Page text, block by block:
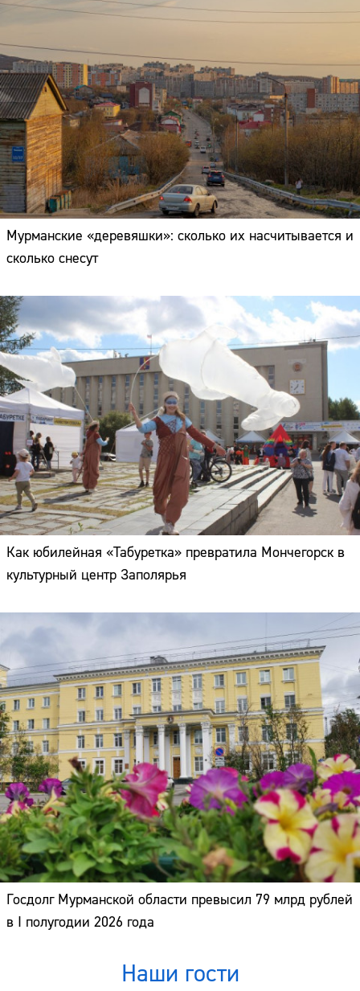
Мурманские «деревяшки»: сколько их насчитывается и
сколько снесут
Как юбилейная «Табуретка» превратила Мончегорск в
культурный центр Заполярья
Госдолг Мурманской области превысил 79 млрд рублей
в I полугодии 2026 года
Наши гости